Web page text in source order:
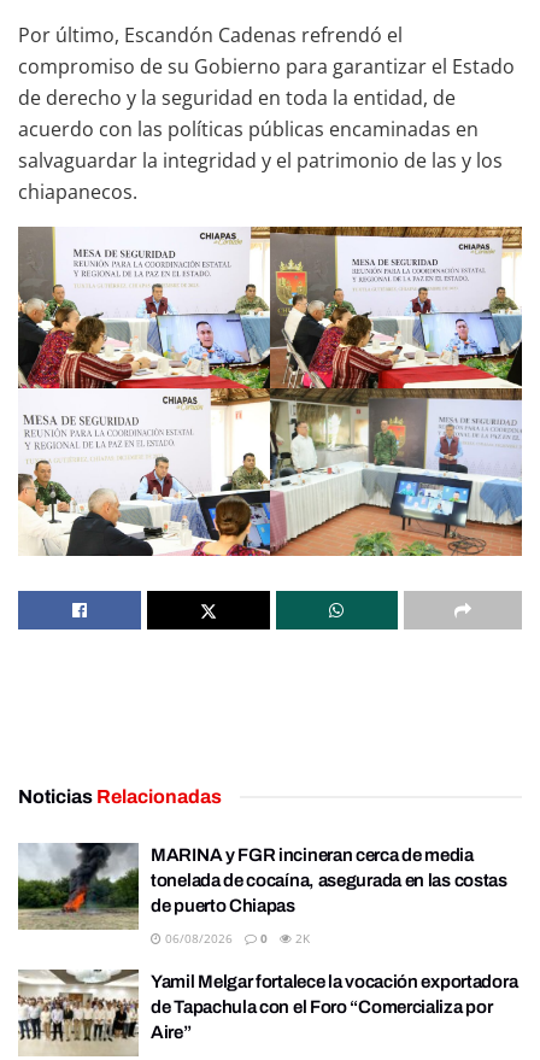
Por último, Escandón Cadenas refrendó el
compromiso de su Gobierno para garantizar el Estado
de derecho y la seguridad en toda la entidad, de
acuerdo con las políticas públicas encaminadas en
salvaguardar la integridad y el patrimonio de las y los
chiapanecos.
Noticias Relacionadas
MARINA y FGR incineran cerca de media
tonelada de cocaína, asegurada en las costas
de puerto Chiapas
06/08/2026 0 2K
Yamil Melgar fortalece la vocación exportadora
de Tapachula con el Foro “Comercializa por
Aire”